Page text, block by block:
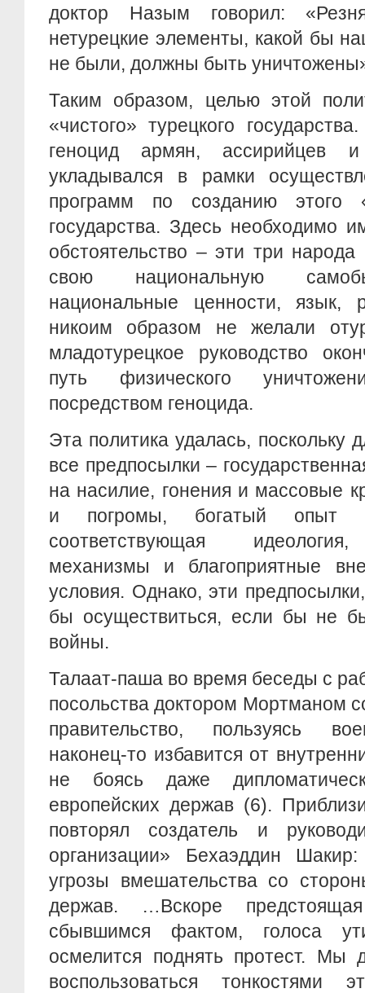
доктор Назым говорил:
нетурецкие элементы, какой бы
не были, должны быть
Таким образом, целью этой
«чистого» турецкого
геноцид армян, ассирийцев
укладывался в рамки
программ по созданию этого
государства. Здесь необходимо
обстоятельство – эти три
свою национальную
национальные ценности, язык,
никоим образом не желали
младотурецкое руководство
путь физического
посредством геноцида.
Эта политика удалась, поскольку
все предпосылки –
на насилие, гонения и массовые
и погромы, богатый опыт
соответствующая
механизмы и благоприятные
условия. Однако, эти
бы осуществиться, если бы не
войны.
Талаат-паша во время беседы с
посольства доктором Мортманом
правительство, пользуясь
наконец-то избавится от
не боясь даже
европейских держав (6).
повторял создатель и
организации» Бехаэддин
угрозы вмешательства со
держав. …Вскоре
сбывшимся фактом, голоса
осмелится поднять протест. Мы
воспользоваться тонкостями